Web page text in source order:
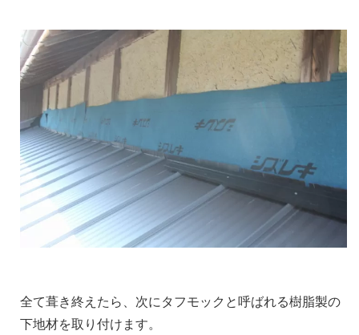
全て葺き終えたら、次にタフモックと呼ばれる樹脂製の
下地材を取り付けます。